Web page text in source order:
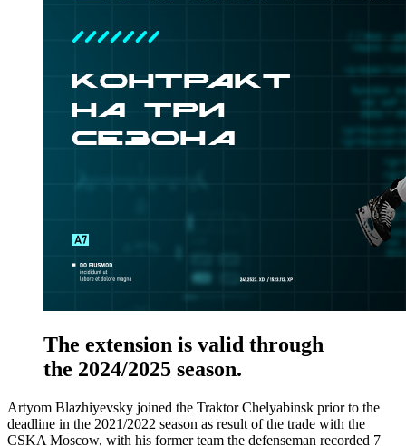
The extension is valid through
the 2024/2025 season.
Artyom Blazhiyevsky joined the Traktor Chelyabinsk prior to the
deadline in the 2021/2022 season as result of the trade with the
CSKA Moscow, with his former team the defenseman recorded 7